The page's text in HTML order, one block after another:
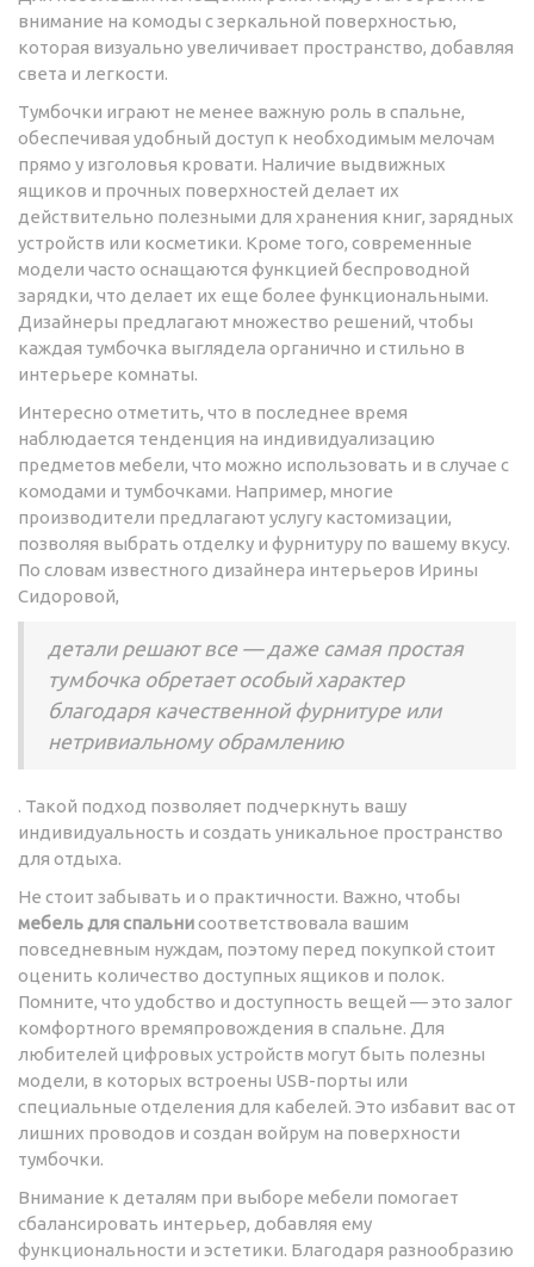
внимание на комоды с зеркальной поверхностью,
которая визуально увеличивает пространство, добавляя
света и легкости.
Тумбочки играют не менее важную роль в спальне,
обеспечивая удобный доступ к необходимым мелочам
прямо у изголовья кровати. Наличие выдвижных
ящиков и прочных поверхностей делает их
действительно полезными для хранения книг, зарядных
устройств или косметики. Кроме того, современные
модели часто оснащаются функцией беспроводной
зарядки, что делает их еще более функциональными.
Дизайнеры предлагают множество решений, чтобы
каждая тумбочка выглядела органично и стильно в
интерьере комнаты.
Интересно отметить, что в последнее время
наблюдается тенденция на индивидуализацию
предметов мебели, что можно использовать и в случае с
комодами и тумбочками. Например, многие
производители предлагают услугу кастомизации,
позволяя выбрать отделку и фурнитуру по вашему вкусу.
По словам известного дизайнера интерьеров Ирины
Сидоровой,
детали решают все — даже самая простая
тумбочка обретает особый характер
благодаря качественной фурнитуре или
нетривиальному обрамлению
. Такой подход позволяет подчеркнуть вашу
индивидуальность и создать уникальное пространство
для отдыха.
Не стоит забывать и о практичности. Важно, чтобы
мебель для спальнисоответствовала вашим
повседневным нуждам, поэтому перед покупкой стоит
оценить количество доступных ящиков и полок.
Помните, что удобство и доступность вещей — это залог
комфортного времяпровождения в спальне. Для
любителей цифровых устройств могут быть полезны
модели, в которых встроены USB-порты или
специальные отделения для кабелей. Это избавит вас от
лишних проводов и создан войрум на поверхности
тумбочки.
Внимание к деталям при выборе мебели помогает
сбалансировать интерьер, добавляя ему
функциональности и эстетики. Благодаря разнообразию